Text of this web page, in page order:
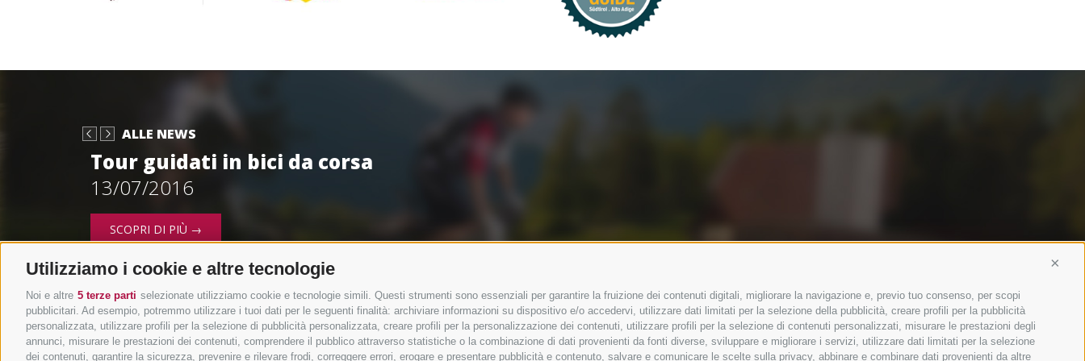
Utilizziamo i cookie e altre tecnologie
Noi e altre 5 terze parti selezionate utilizziamo cookie e tecnologie simili. Questi strumenti sono essenziali per garantire la fruizione dei contenuti digitali, migliorare la navigazione e, previo tuo consenso, per scopi
pubblicitari. Ad esempio, potremmo utilizzare i tuoi dati per le seguenti finalità: archiviare informazioni su dispositivo e/o accedervi, utilizzare dati limitati per la selezione della pubblicità, creare profili per la pubblicità
personalizzata, utilizzare profili per la selezione di pubblicità personalizzata, creare profili per la personalizzazione dei contenuti, utilizzare profili per la selezione di contenuti personalizzati, misurare le prestazioni degli
annunci, misurare le prestazioni dei contenuti, comprendere il pubblico attraverso statistiche o la combinazione di dati provenienti da fonti diverse, sviluppare e migliorare i servizi, utilizzare dati limitati per la selezione
dei contenuti, garantire la sicurezza, prevenire e rilevare frodi, correggere errori, erogare e presentare pubblicità e contenuto, salvare e comunicare le scelte sulla privacy, abbinare e combinare dati provenienti da altre
ALLE NEWS
Tour guidati in bici da corsa
13/07/2016
SCOPRI DI PIÙ →